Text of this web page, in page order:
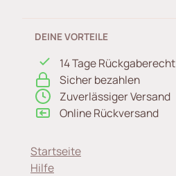
DEINE VORTEILE
14 Tage Rückgaberecht
Sicher bezahlen
Zuverlässiger Versand
Online Rückversand
Startseite
Hilfe